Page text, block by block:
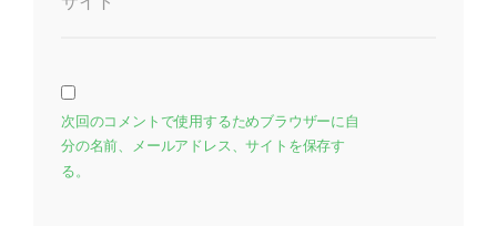
次回のコメントで使用するためブラウザーに自
分の名前、メールアドレス、サイトを保存す
る。